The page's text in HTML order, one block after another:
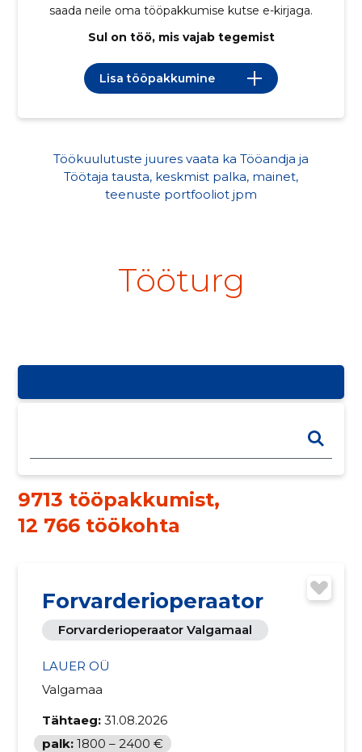
saada neile oma tööpakkumise kutse e-kirjaga.
Sul on töö, mis vajab tegemist
Lisa tööpakkumine
Töökuulutuste juures vaata ka Tööandja ja
Töötaja tausta, keskmist palka, mainet,
teenuste portfooliot jpm
Tööturg
9713 tööpakkumist,
12 766 töökohta
Forvarderioperaator
Forvarderioperaator Valgamaal
LAUER OÜ
Valgamaa
Tähtaeg: 31.08.2026
palk: 1800 – 2400 €